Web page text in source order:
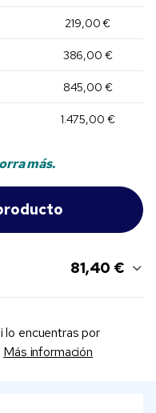
219,00 €
386,00 €
845,00 €
1.475,00 €
más.
81,40 €
lo encuentras por
Más información